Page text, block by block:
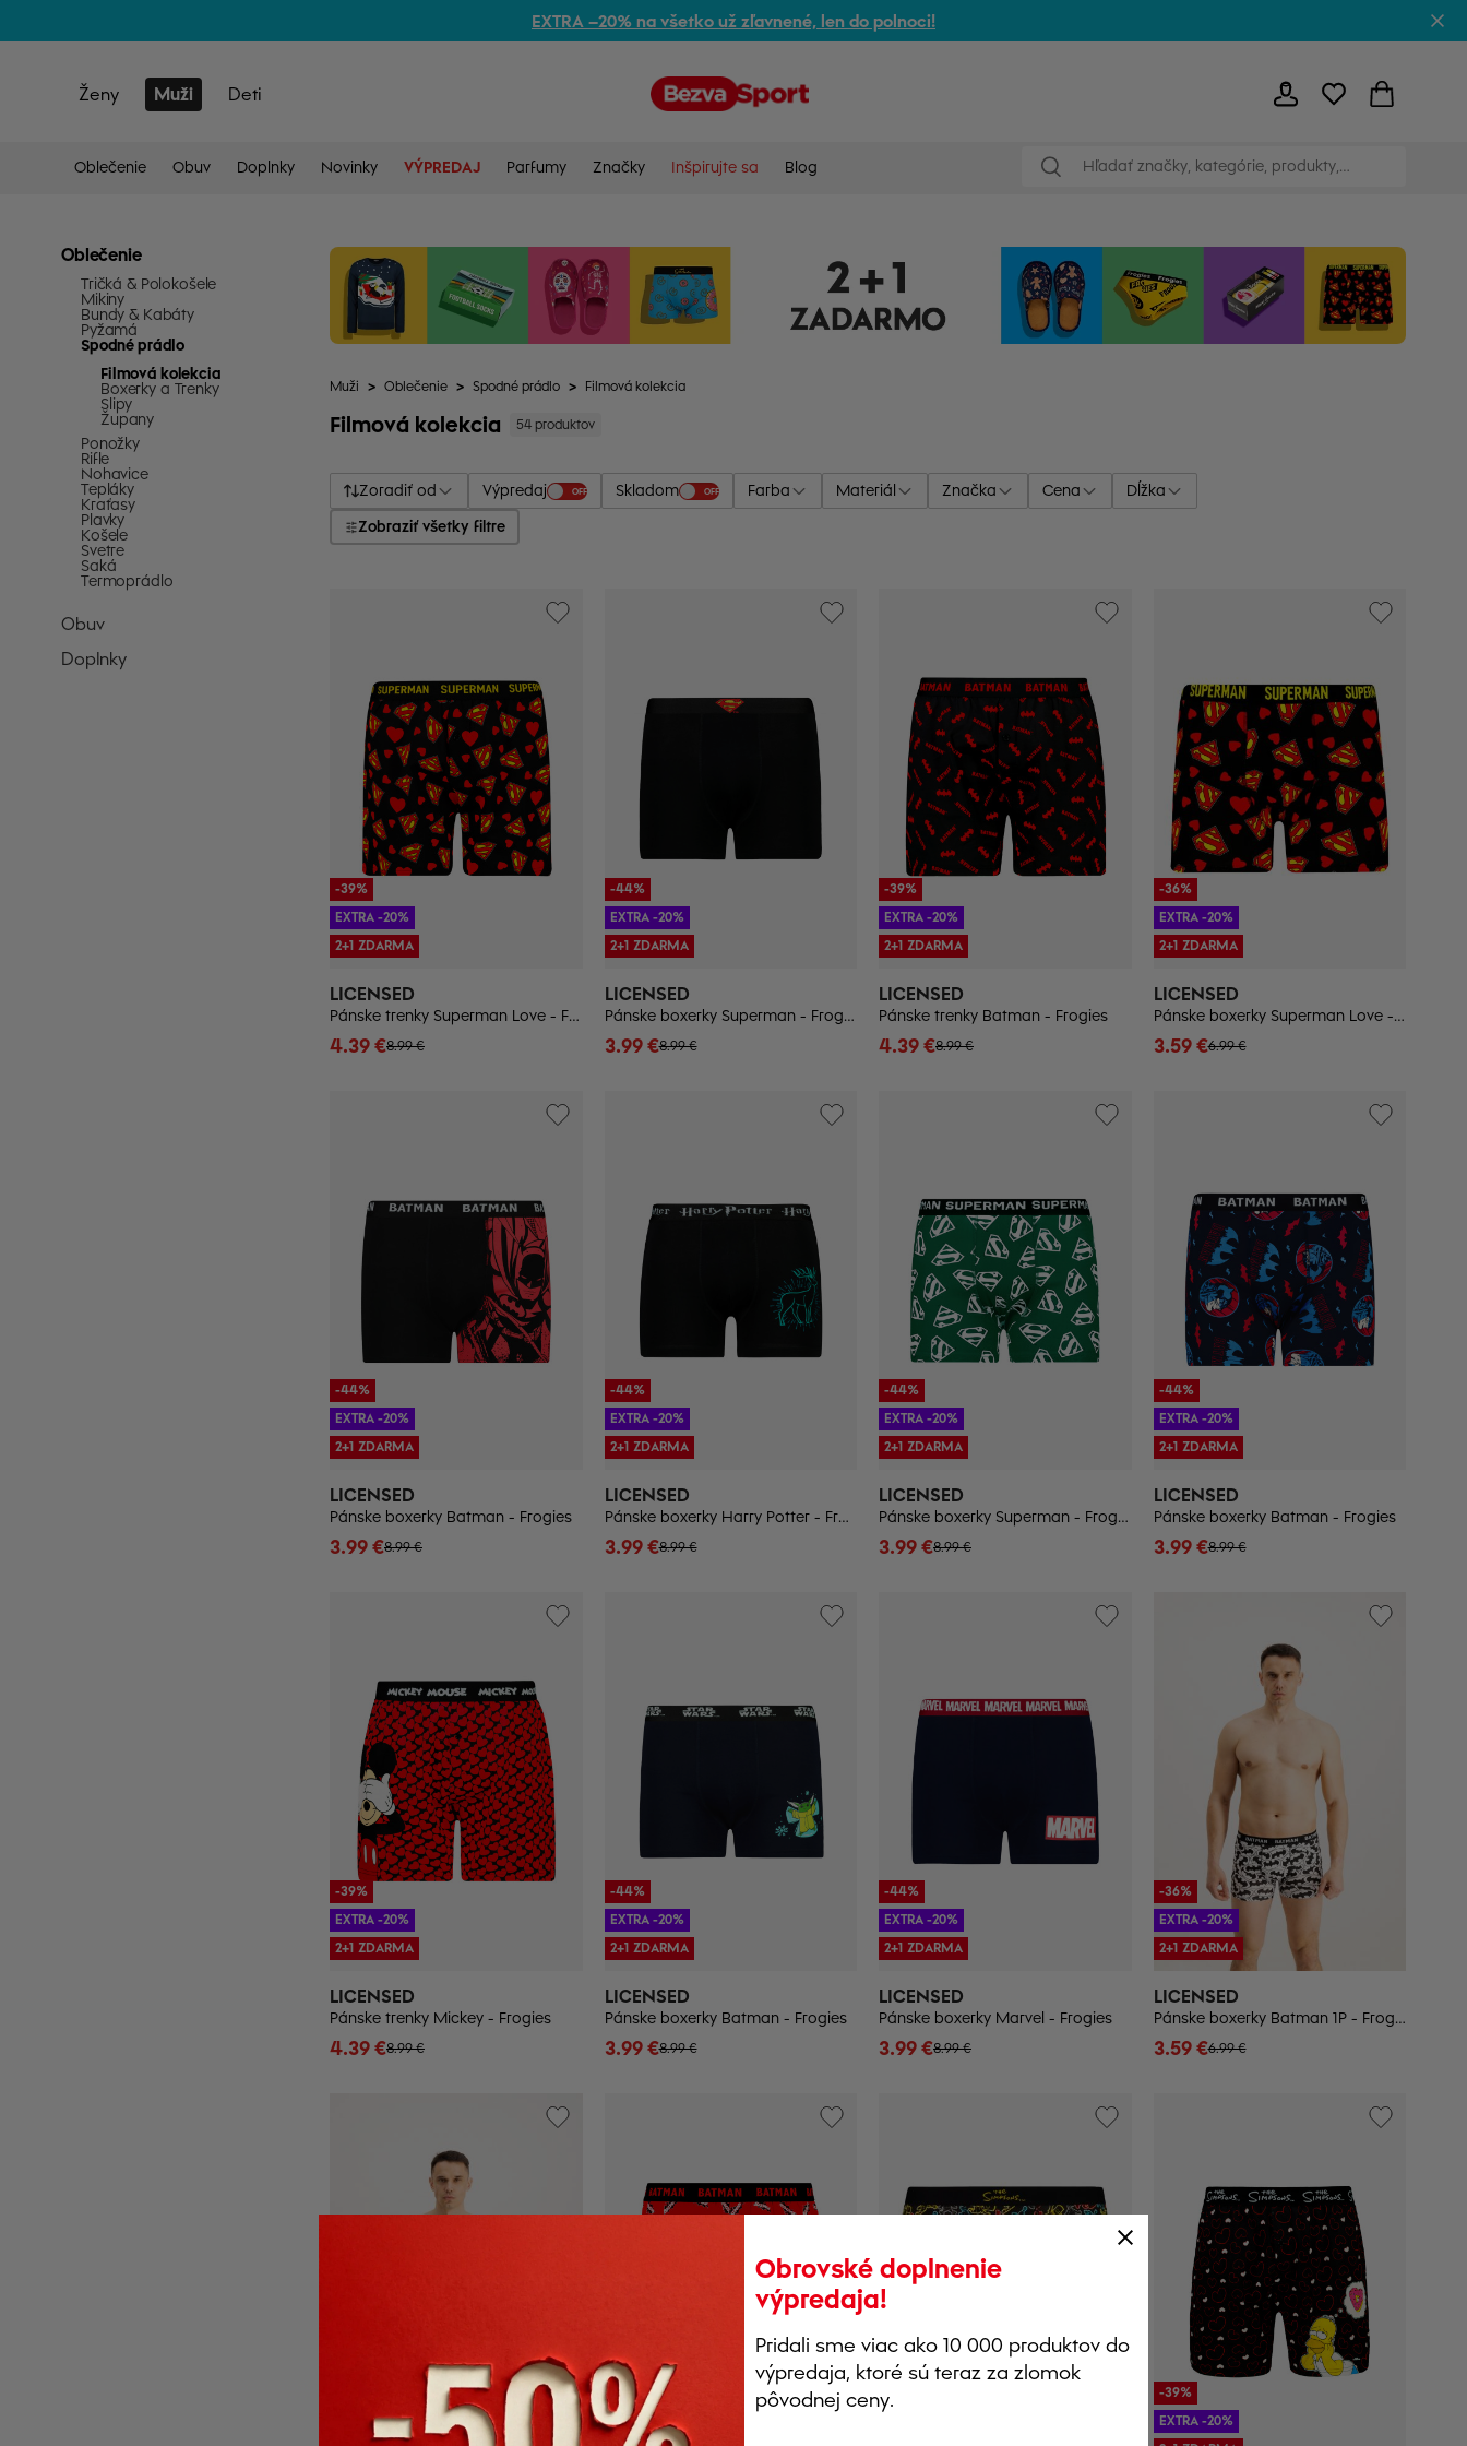
EXTRA –20% na všetko už zľavnené, len do polnoci!
Ženy Muži
Oblečenie Obuv Doplnky Novinky VÝPREDAJ Parfumy Značky Inšpirujte sa Blog
Deti
Obrovské doplnenie
výpredaja!
Pridali sme viac ako 10 000 produktov do
výpredaja, ktoré sú teraz za zlomok
pôvodnej ceny.
Oblečenie
Tričká & Polokošele
Mikiny
Bundy & Kabáty
Pyžamá
Spodné prádlo
Filmová kolekcia
Boxerky a Trenky
Slipy
Župany
Ponožky
Rifle
Nohavice
Tepláky
Kraťasy
Plavky
Košele
Svetre
Saká
Termoprádlo
Obuv
Doplnky
Muži > Oblečenie > Spodné prádlo > Filmová kolekcia
Filmová kolekcia 54 produktov
Zoradiť od Výpredaj OFF Skladom OFF Farba Materiál Značka Cena
Dĺžka
Zobraziť všetky filtre
LICENSED
Pánske trenky Superman Love - Frogies
8.99 €
4.39 €
-39%
EXTRA -20%
2+1 ZDARMA
LICENSED
Pánske boxerky Superman - Frogies
8.99 €
3.99 €
-44%
EXTRA -20%
2+1 ZDARMA
LICENSED
Pánske trenky Batman - Frogies
8.99 €
4.39 €
-39%
EXTRA -20%
2+1 ZDARMA
LICENSED
Pánske boxerky Superman Love - Frogies
6.99 €
3.59 €
-36%
EXTRA -20%
2+1 ZDARMA
LICENSED
Pánske boxerky Batman - Frogies
8.99 €
3.99 €
-44%
EXTRA -20%
2+1 ZDARMA
LICENSED
Pánske boxerky Harry Potter - Frogies
8.99 €
3.99 €
-44%
EXTRA -20%
2+1 ZDARMA
LICENSED
Pánske boxerky Superman - Frogies
8.99 €
3.99 €
-44%
EXTRA -20%
2+1 ZDARMA
LICENSED
Pánske boxerky Batman - Frogies
8.99 €
3.99 €
-44%
EXTRA -20%
2+1 ZDARMA
LICENSED
Pánske trenky Mickey - Frogies
8.99 €
4.39 €
-39%
EXTRA -20%
2+1 ZDARMA
LICENSED
Pánske boxerky Batman - Frogies
8.99 €
3.99 €
-44%
EXTRA -20%
2+1 ZDARMA
LICENSED
Pánske boxerky Marvel - Frogies
8.99 €
3.99 €
-44%
EXTRA -20%
2+1 ZDARMA
LICENSED
Pánske boxerky Batman 1P - Frogies
6.99 €
3.59 €
-36%
EXTRA -20%
2+1 ZDARMA
EXTRA -20%
-39%
EXTRA -20%
-39%
EXTRA -20%